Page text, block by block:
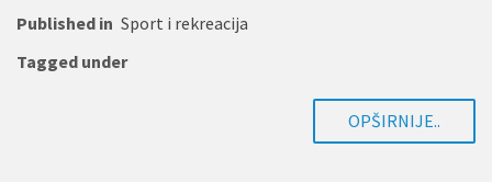
Published in Sport i rekreacija
Tagged under
OPŠIRNIJE..